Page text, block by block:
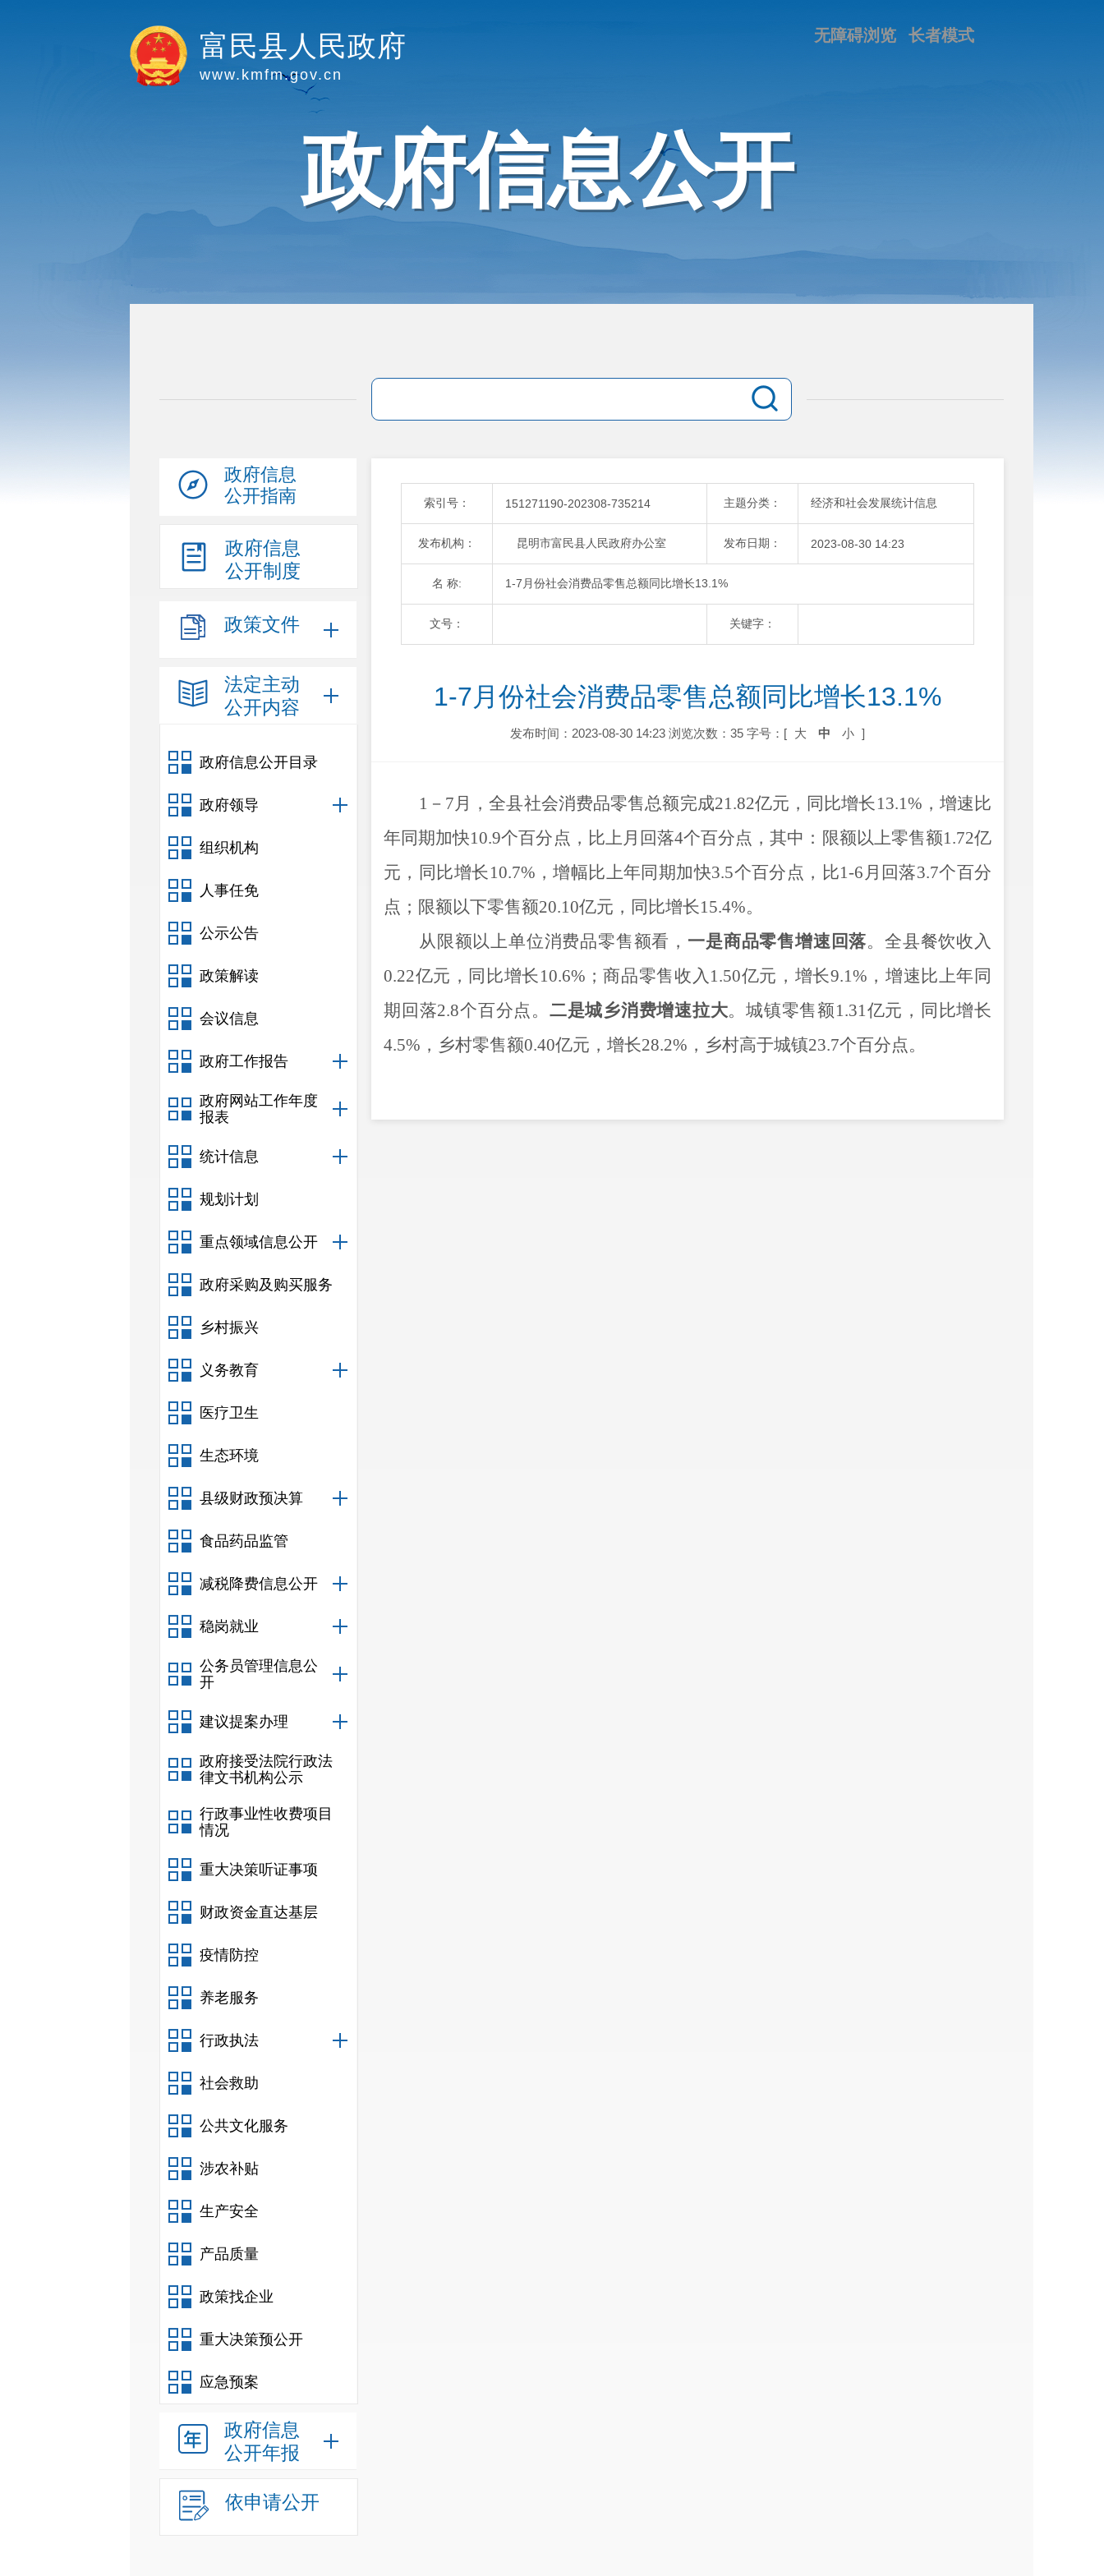
富民县人民政府
www.kmfm.gov.cn
长者模式
无障碍浏览
政府信息公开
政府信息
公开指南
政府信息
公开制度
政策文件
法定主动
公开内容
政府信息公开目录
政府领导
组织机构
人事任免
公示公告
政策解读
会议信息
政府工作报告
政府网站工作年度
报表
统计信息
规划计划
重点领域信息公开
政府采购及购买服务
乡村振兴
义务教育
医疗卫生
生态环境
县级财政预决算
食品药品监管
减税降费信息公开
稳岗就业
公务员管理信息公
开
建议提案办理
政府接受法院行政法
律文书机构公示
行政事业性收费项目
情况
重大决策听证事项
财政资金直达基层
疫情防控
养老服务
行政执法
社会救助
公共文化服务
涉农补贴
生产安全
产品质量
政策找企业
重大决策预公开
应急预案
政府信息
公开年报
依申请公开
索引号： 151271190-202308-735214 主题分类： 经济和社会发展统计信息
发布机构： 昆明市富民县人民政府办公室 发布日期： 2023-08-30 14:23
名 称: 1-7月份社会消费品零售总额同比增长13.1%
文号： 关键字：
1-7月份社会消费品零售总额同比增长13.1%
发布时间：2023-08-30 14:23 浏览次数：35 字号：[ 大 中 小 ]
1 － 7月，全县社会消费品零售总额完成21.82亿元，同比增长 13.1% ， 增速 比
年同期加快10.9个百分点 ， 比上月回落4个百分点，其中：限额以上零售额1.72亿
元，同比增长 10.7% ，增幅比上年同期加快3.5个百分点 ， 比1-6 月回落3.7个百分
点 ；限额以下零售额20.10亿元，同比增长15.4%。
从限额以上单位消费品零售额看， 一是商品零售增速回落。全县餐饮收入
0.22亿元，同比增长 10.6% ；商品零售收入 1.50亿元，增长9.1% ，增速 比上年同
期 回落2.8个百分点 。 二是城乡消费增速拉大。城镇零售额1.31亿元，同比增长
4.5% ，乡村零售额0.40亿元，增长28.2% ，乡村高于城镇23.7个百分点。